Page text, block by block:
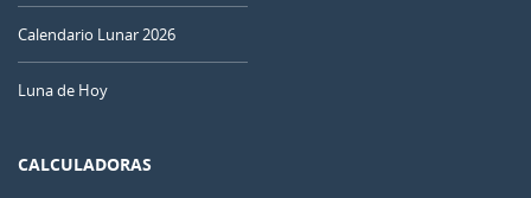
Calendario Lunar 2026
Luna de Hoy
CALCULADORAS